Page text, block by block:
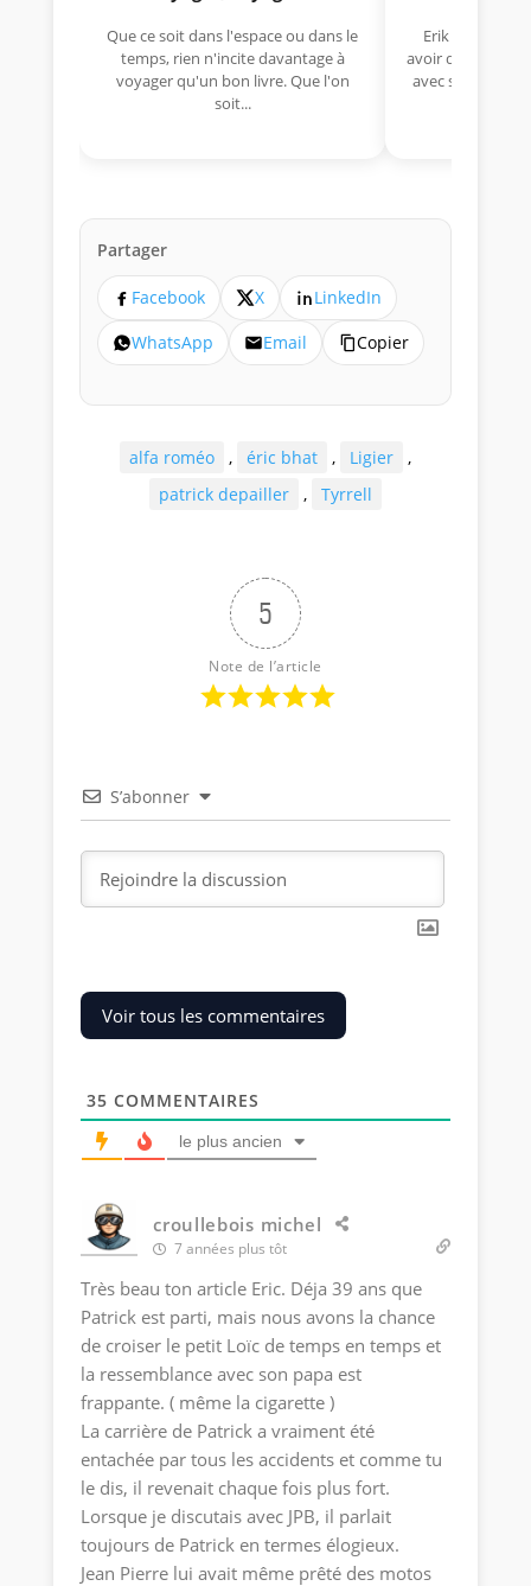
Que ce soit dans l'espace ou dans le
temps, rien n'incite davantage à
voyager qu'un bon livre. Que l'on
soit...
Erik Comas,
avoir déjà
avec sa Lancia
Partager
Facebook X
LinkedIn
WhatsApp
Email Copier
alfa roméo , éric bhat , Ligier
,
patrick depailler
, Tyrrell
5
Note de l’article
S’abonner
Voir tous les commentaires
35 COMMENTAIRES
le plus ancien
croullebois michel
7 années plus tôt
Très beau ton article Eric. Déja 39 ans que
Patrick est parti, mais nous avons la chance
de croiser le petit Loïc de temps en temps et
la ressemblance avec son papa est
frappante. ( même la cigarette )
La carrière de Patrick a vraiment été
entachée par tous les accidents et comme tu
le dis, il revenait chaque fois plus fort.
Lorsque je discutais avec JPB, il parlait
toujours de Patrick en termes élogieux.
Jean Pierre lui avait même prêté des motos